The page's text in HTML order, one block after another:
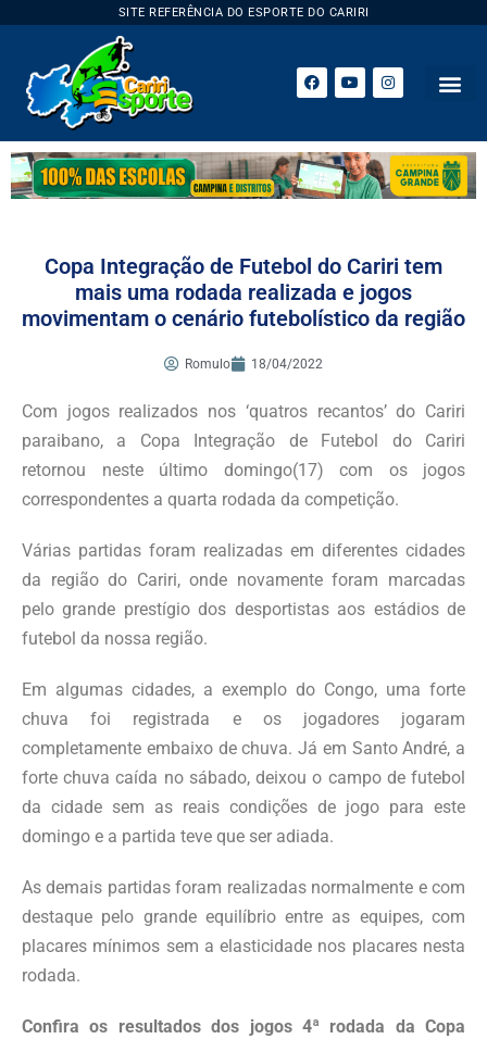
SITE REFERÊNCIA DO ESPORTE DO CARIRI
Copa Integração de Futebol do Cariri tem
mais uma rodada realizada e jogos
movimentam o cenário futebolístico da região
Romulo 18/04/2022
Com jogos realizados nos ‘quatros recantos’ do Cariri
paraibano, a Copa Integração de Futebol do Cariri
retornou neste último domingo(17) com os jogos
correspondentes a quarta rodada da competição.
Várias partidas foram realizadas em diferentes cidades
da região do Cariri, onde novamente foram marcadas
pelo grande prestígio dos desportistas aos estádios de
futebol da nossa região.
Em algumas cidades, a exemplo do Congo, uma forte
chuva foi registrada e os jogadores jogaram
completamente embaixo de chuva. Já em Santo André, a
forte chuva caída no sábado, deixou o campo de futebol
da cidade sem as reais condições de jogo para este
domingo e a partida teve que ser adiada.
As demais partidas foram realizadas normalmente e com
destaque pelo grande equilíbrio entre as equipes, com
placares mínimos sem a elasticidade nos placares nesta
rodada.
Confira os resultados dos jogos 4ª rodada da Copa